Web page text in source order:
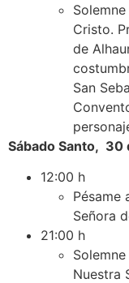
Cristo.
de
San
Sábado Santo, 30
12:00 h
Pésame
Señora
21:00 h
Nuestra